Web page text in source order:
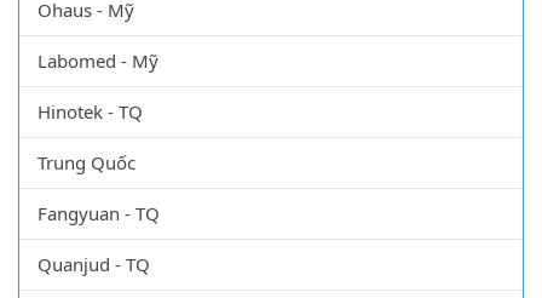
Ohaus - Mỹ
Labomed - Mỹ
Hinotek - TQ
Trung Quốc
Fangyuan - TQ
Quanjud - TQ